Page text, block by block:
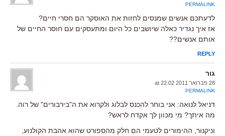
PERMALINK
לדעתכם אנשים שמנסים לחזות את האוסקר הם חסרי חיים?
אז איך נגדיר כאלה שיושבים כל היום ומתעסקים עם חוסר החיים של
אותם אנשים??
REPLY
גור
28 פברואר 2011 at 22:02
PERMALINK
דניאל לנואה: אני בוחר להכנס לבלוג ולקרוא את ה"בירבורים" של רוה.
מה איתך? מי מכוון לך אקדח לראש?
וניקנור, ההימורים לטעמי הם חלק מהספורט שהוא אהבת הקולנוע,